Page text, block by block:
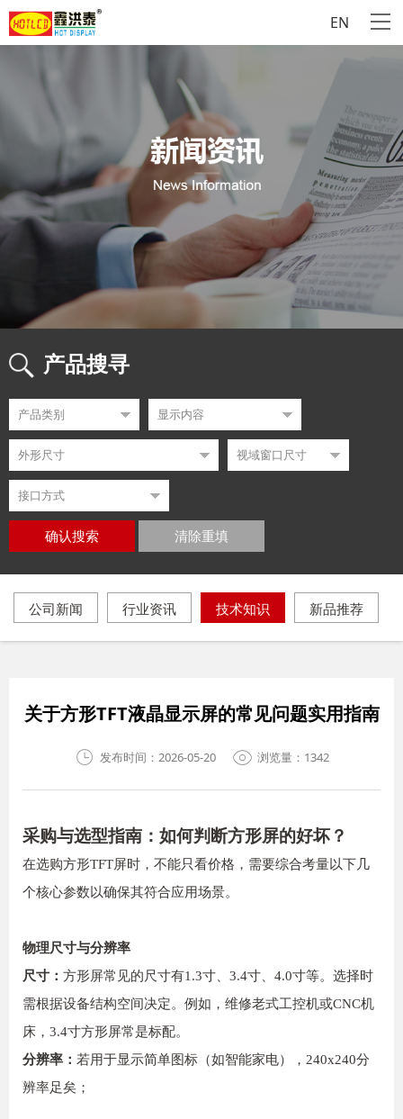
EN
产品搜寻
确认搜索 清除重填
公司新闻 行业资讯 技术知识 新品推荐
关于方形TFT液晶显示屏的常见问题实用指南
发布时间：2026-05-20 浏览量：1342
采购与选型指南：如何判断方形屏的好坏？
在选购方形TFT屏时，不能只看价格，需要综合考量以下几
个核心参数以确保其符合应用场景。
物理尺寸与分辨率
尺寸： 方形屏常见的尺寸有1.3寸、3.4寸、4.0寸等。选择时
需根据设备结构空间决定。例如，维修老式工控机或CNC机
床，3.4寸方形屏常是标配。
分辨率： 若用于显示简单图标（如智能家电），240x240分
辨率足矣；